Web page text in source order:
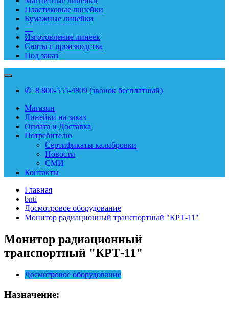
Пластиковые линейки
Бумажные линейки
—
Изготовление линеек
Сняты с производства
Под заказ
✆ 8 800-555-4809 (звонок бесплатный)
Магазин
Линейки на заказ
Оплата и Доставка
Потребителю
Сертификаты калибровки
Новости
СМИ
Контакты
Главная
bnti
Досмотровое оборудование
Монитор радиационный транспортный "КРТ-11"
Монитор радиационный
транспортный "КРТ-11"
Досмотровое оборудование
Назначение: